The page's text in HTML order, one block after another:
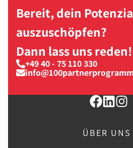
Bereit, dein
auszuschöpfen?
Dann lass uns reden!
+49 40 - 75 110 330
ÜBER UNS